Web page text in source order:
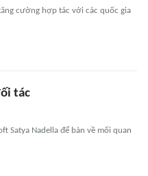
cường hợp tác với các quốc gia
tác
Satya Nadella để bàn về mối quan